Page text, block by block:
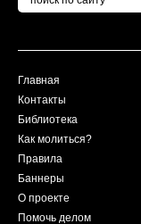
Главная
Контакты
Библиотека
Как молиться?
Правила
Баннеры
О проекте
Помочь делом